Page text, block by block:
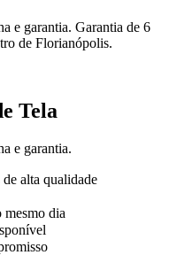
e garantia. Garantia de 6
de Florianópolis.
Tela
e garantia.
alta qualidade
dia